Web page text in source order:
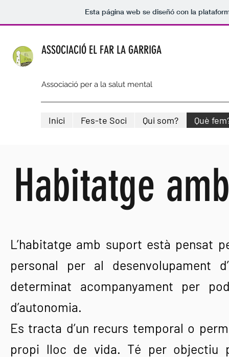
Esta página web se diseñó con la
ASSOCIACIÓ EL FAR LA GARRIGA
Associació per a la salut mental
Inici Fes-te Soci Qui som? Què
Habitatge
L’habitatge amb suport està pensat
personal per al desenvolupament
determinat acompanyament per
d’autonomia.
Es tracta d’un recurs temporal o
propi lloc de vida. Té per objectiu